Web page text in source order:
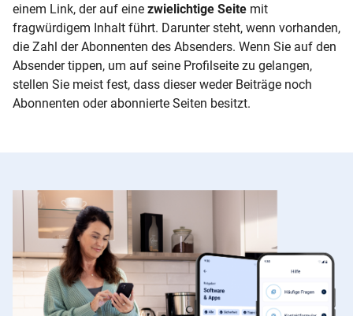
einem Link, der auf eine zwielichtige Seite mit
fragwürdigem Inhalt führt. Darunter steht, wenn vorhanden,
die Zahl der Abonnenten des Absenders. Wenn Sie auf den
Absender tippen, um auf seine Profilseite zu gelangen,
stellen Sie meist fest, dass dieser weder Beiträge noch
Abonnenten oder abonnierte Seiten besitzt.